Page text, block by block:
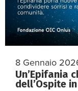
8 Gennaio
Un’Epifania
dell’Ospite